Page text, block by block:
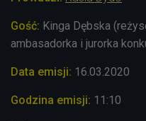
Gość: Kinga Dębska
ambasadorka i jurorka
Data emisji: 16.03.2020
Godzina emisji: 11:10